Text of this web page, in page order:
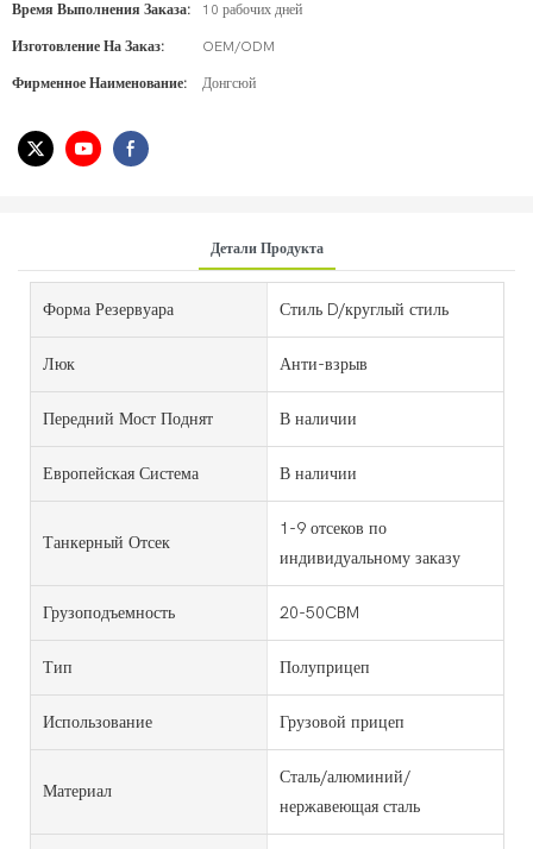
Время Выполнения Заказа: 10 рабочих дней
Изготовление На Заказ: OEM/ODM
Фирменное Наименование: Донгсюй
Детали Продукта
Форма Резервуара Стиль D/круглый стиль
Люк Анти-взрыв
Передний Мост Поднят В наличии
Европейская Система В наличии
Танкерный Отсек
1-9 отсеков по
индивидуальному заказу
Грузоподъемность 20-50CBM
Тип Полуприцеп
Использование Грузовой прицеп
Материал
Сталь/алюминий/
нержавеющая сталь